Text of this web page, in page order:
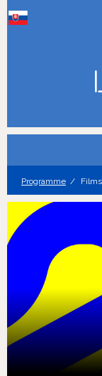
Programme Films